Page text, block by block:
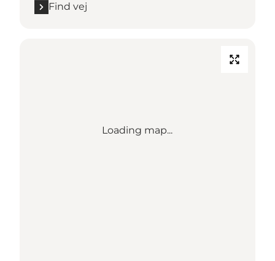
Find vej
Loading map...